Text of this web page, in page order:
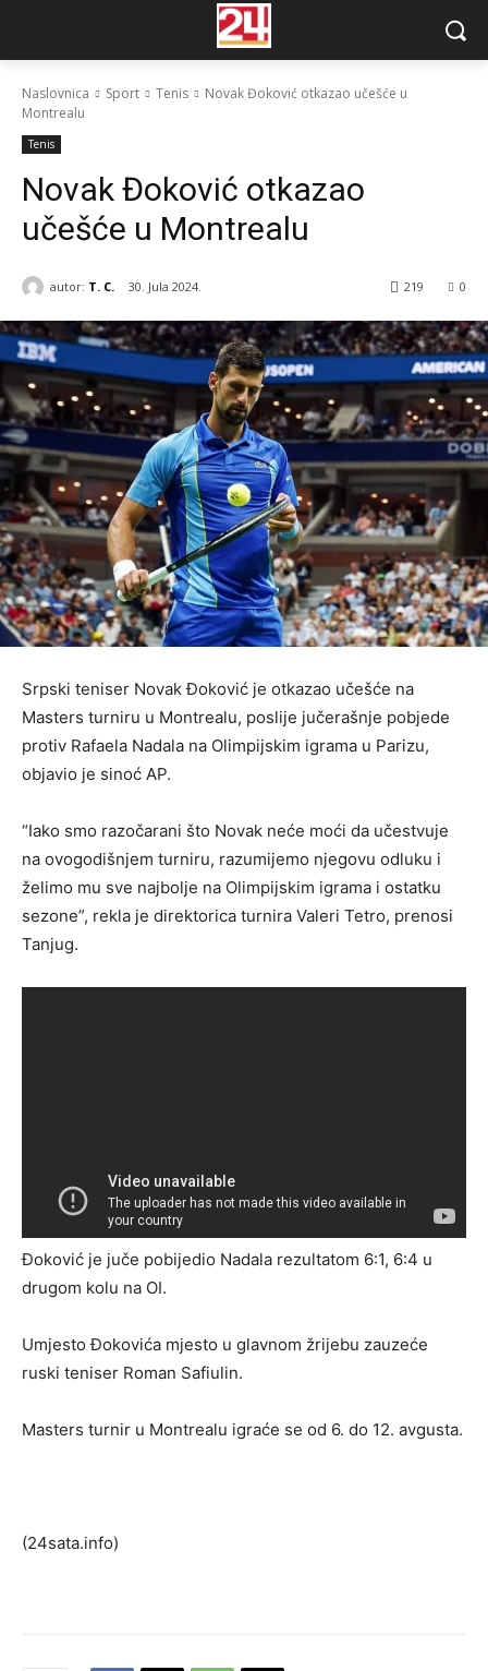
Naslovnica Sport Tenis
Novak Đoković otkazao učešće u
Montrealu
Tenis
Novak Đoković otkazao
učešće u Montrealu
autor: T. C. 30. Jula 2024. 0
219
Srpski teniser Novak Đoković je otkazao učešće na
Masters turniru u Montrealu, poslije jučerašnje pobjede
protiv Rafaela Nadala na Olimpijskim igrama u Parizu,
objavio je sinoć AP.
“Iako smo razočarani što Novak neće moći da učestvuje
na ovogodišnjem turniru, razumijemo njegovu odluku i
želimo mu sve najbolje na Olimpijskim igrama i ostatku
sezone”, rekla je direktorica turnira Valeri Tetro, prenosi
Tanjug.
Đoković je juče pobijedio Nadala rezultatom 6:1, 6:4 u
drugom kolu na OI.
Umjesto Đokovića mjesto u glavnom žrijebu zauzeće
ruski teniser Roman Safiulin.
Masters turnir u Montrealu igraće se od 6. do 12. avgusta.
(24sata.info)